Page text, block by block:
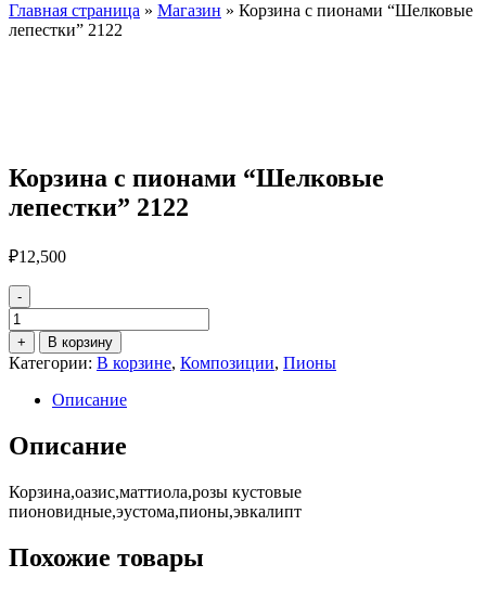
Главная страница » Магазин » Корзина с пионами “Шелковые
лепестки” 2122
Корзина с пионами “Шелковые
лепестки” 2122
₽12,500
-
Количество
товара
Корзина
с
пионами
"Шелковые
лепестки"
2122
+ В корзину
Категории: В корзине, Композиции, Пионы
Описание
Описание
Корзина,оазис,маттиола,розы кустовые
пионовидные,эустома,пионы,эвкалипт
Похожие товары